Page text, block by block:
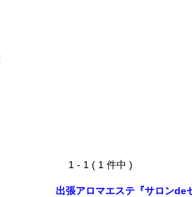
1 - 1 ( 1 件中 )
出張アロマエステ『サロンde